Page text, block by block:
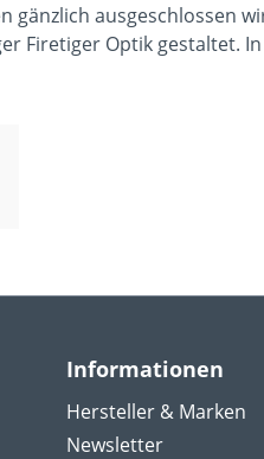
ausgeschlossen
Firetiger Optik gestaltet.
Informationen
Hersteller & Marken
Newsletter